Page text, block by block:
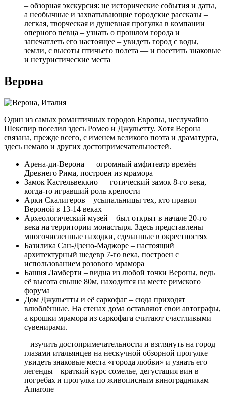
– обзорная экскурсия: не исторические события и даты,
а необычные и захватывающие городские рассказы –
легкая, творческая и душевная прогулка в компании
оперного певца – узнать о прошлом города и
запечатлеть его настоящее – увидеть город с воды,
земли, с высоты птичьего полета — и посетить знаковые
и нетуристические места
Верона
Один из самых романтичных городов Европы, неслучайно
Шекспир поселил здесь Ромео и Джульетту. Хотя Верона
связана, прежде всего, с именем великого поэта и драматурга,
здесь немало и других достопримечательностей.
Арена-ди-Верона — огромный амфитеатр времён
Древнего Рима, построен из мрамора
Замок Кастельвеккио — готический замок 8-го века,
когда-то игравший роль крепости
Арки Скалигеров – усыпальницы тех, кто правил
Вероной в 13-14 веках
Археологический музей – был открыт в начале 20-го
века на территории монастыря. Здесь представлены
многочисленные находки, сделанные в окрестностях
Базилика Сан-Дзено-Маджоре – настоящий
архитектурный шедевр 7-го века, построен с
использованием розового мрамора
Башня Ламберти – видна из любой точки Вероны, ведь
её высота свыше 80м, находится на месте римского
форума
Дом Джульетты и её саркофаг – сюда приходят
влюблённые. На стенах дома оставляют свои автографы,
а крошки мрамора из саркофага считают счастливыми
сувенирами.
– изучить достопримечательности и взглянуть на город
глазами итальянцев на нескучной обзорной прогулке –
увидеть знаковые места «города любви» и узнать его
легенды – краткий курс сомелье, дегустация вин в
погребах и прогулка по живописным виноградникам
Аmarone